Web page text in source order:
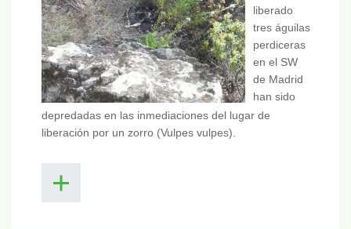
liberado
tres águilas
perdiceras
en el SW
de Madrid
han sido
depredadas en las inmediaciones del lugar de
liberación por un zorro (Vulpes vulpes).